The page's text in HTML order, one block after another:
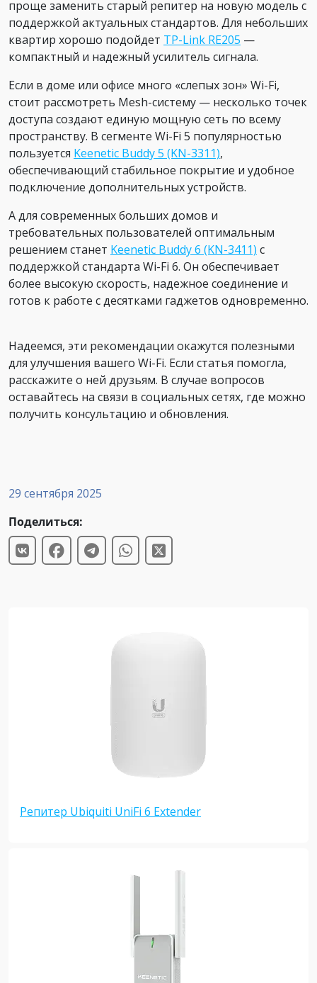
29 сентября 2025
Поделиться:
Репитер Ubiquiti UniFi 6 Extender
проще заменить старый репитер на новую модель с
поддержкой актуальных стандартов. Для небольших
квартир хорошо подойдет TP-Link RE205 —
компактный и надежный усилитель сигнала.
Если в доме или офисе много «слепых зон» Wi-Fi,
стоит рассмотреть Mesh-систему — несколько точек
доступа создают единую мощную сеть по всему
пространству. В сегменте Wi-Fi 5 популярностью
пользуется Keenetic Buddy 5 (KN-3311),
обеспечивающий стабильное покрытие и удобное
подключение дополнительных устройств.
А для современных больших домов и
требовательных пользователей оптимальным
решением станет Keenetic Buddy 6 (KN-3411) с
поддержкой стандарта Wi-Fi 6. Он обеспечивает
более высокую скорость, надежное соединение и
готов к работе с десятками гаджетов одновременно.
Надеемся, эти рекомендации окажутся полезными
для улучшения вашего Wi-Fi. Если статья помогла,
расскажите о ней друзьям. В случае вопросов
оставайтесь на связи в социальных сетях, где можно
получить консультацию и обновления.